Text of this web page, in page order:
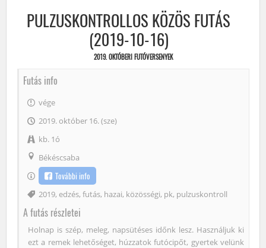
PULZUSKONTROLLOS KÖZÖS FUTÁS
(2019-10-16)
2019. OKTÓBERI FUTÓVERSENYEK
Futás info
vége
2019. október 16. (sze)
kb. 1ó
Békéscsaba
További info
Címke
2019, edzés, futás, hazai, közösségi, pk, pulzuskontroll
A futás részletei
Holnap is szép, meleg, napsütéses időnk lesz. Használjuk ki
ezt a remek lehetőséget, húzzatok futócipőt, gyertek velünk